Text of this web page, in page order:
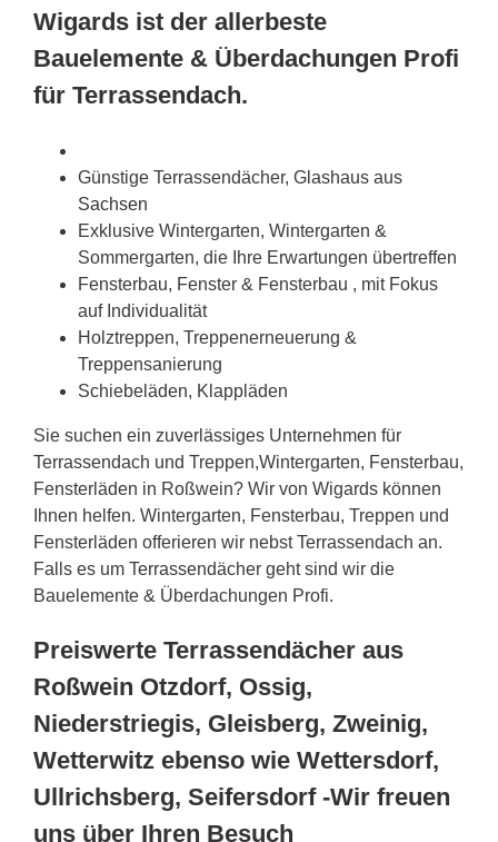
Wigards ist der allerbeste
Bauelemente & Überdachungen Profi
für Terrassendach.
Günstige Terrassendächer, Glashaus aus
Sachsen
Exklusive Wintergarten, Wintergarten &
Sommergarten, die Ihre Erwartungen übertreffen
Fensterbau, Fenster & Fensterbau , mit Fokus
auf Individualität
Holztreppen, Treppenerneuerung &
Treppensanierung
Schiebeläden, Klappläden
Sie suchen ein zuverlässiges Unternehmen für
Terrassendach und Treppen,Wintergarten, Fensterbau,
Fensterläden in Roßwein? Wir von Wigards können
Ihnen helfen. Wintergarten, Fensterbau, Treppen und
Fensterläden offerieren wir nebst Terrassendach an.
Falls es um Terrassendächer geht sind wir die
Bauelemente & Überdachungen Profi.
Preiswerte Terrassendächer aus
Roßwein Otzdorf, Ossig,
Niederstriegis, Gleisberg, Zweinig,
Wetterwitz ebenso wie Wettersdorf,
Ullrichsberg, Seifersdorf -Wir freuen
uns über Ihren Besuch